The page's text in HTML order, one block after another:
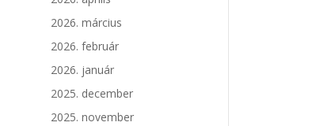
2026. március
2026. február
2026. január
2025. december
2025. november